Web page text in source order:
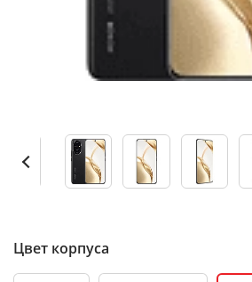
Цвет корпуса